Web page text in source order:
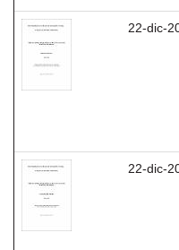
22-dic-
22-dic-